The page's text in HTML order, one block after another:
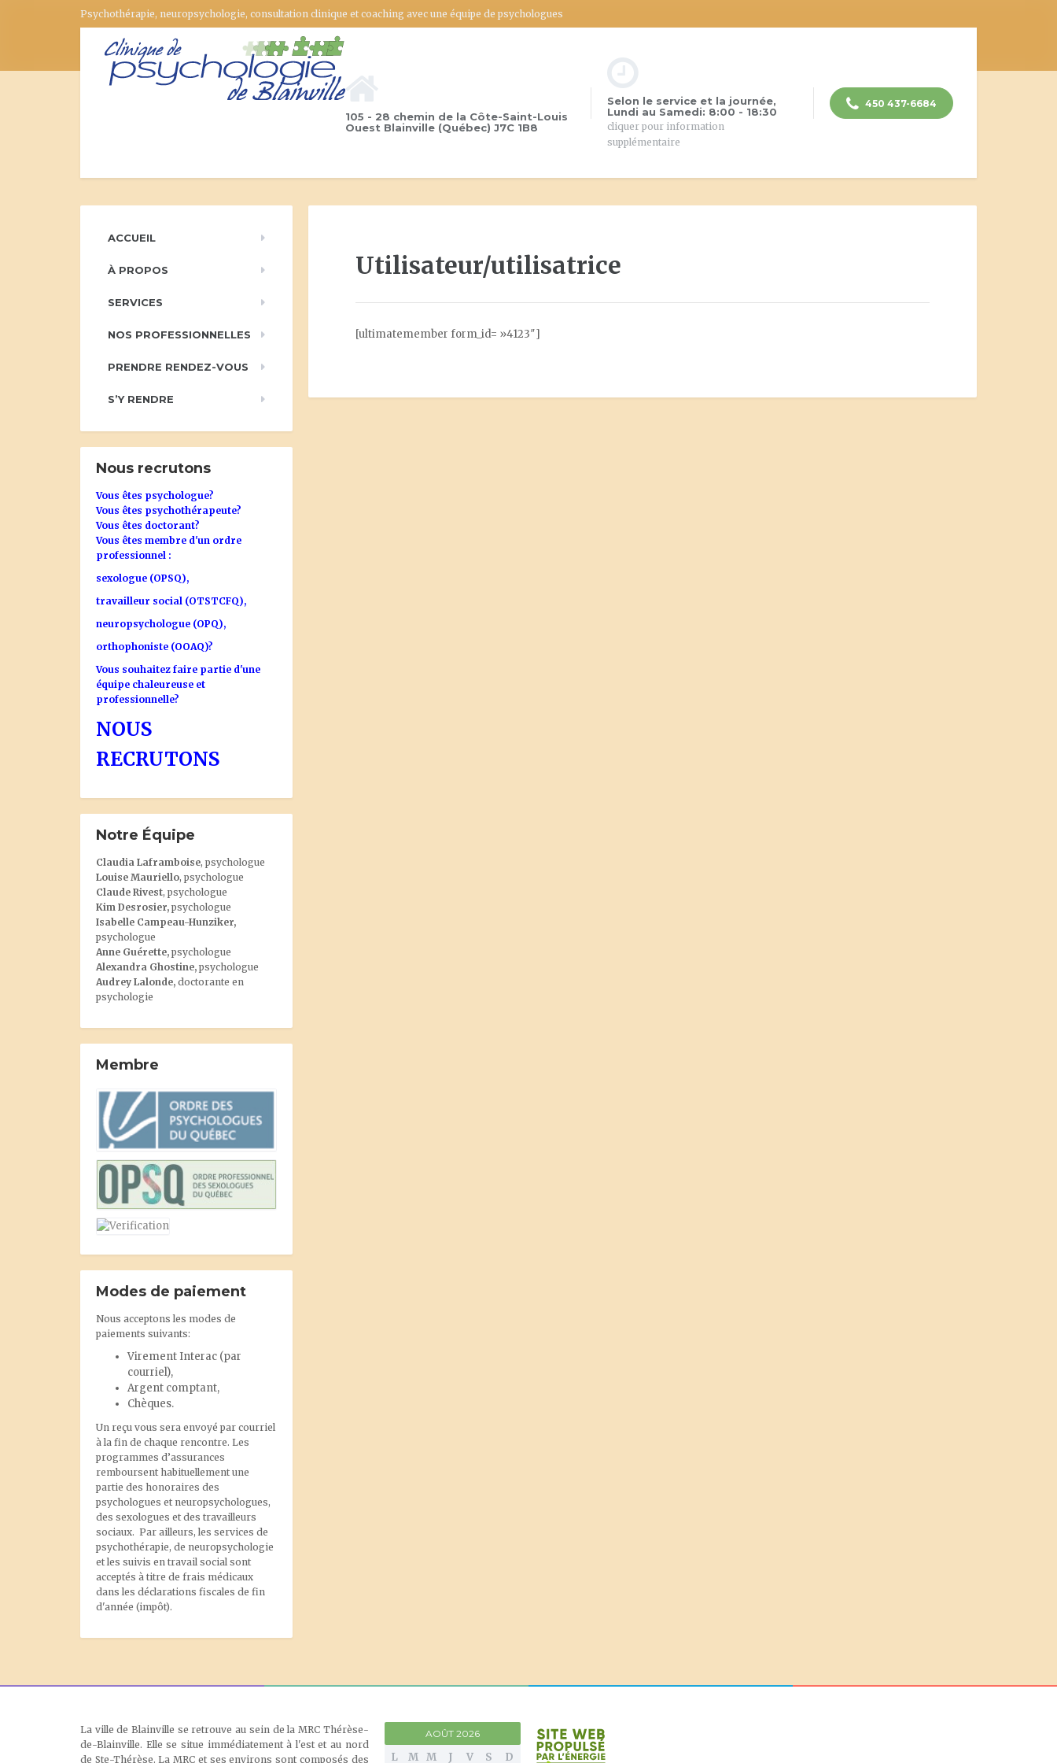
Psychothérapie, neuropsychologie, consultation clinique et coaching avec une équipe de psychologues
105 - 28 chemin de la Côte-Saint-Louis
Ouest Blainville (Québec) J7C 1B8
Selon le service et la journée,
Lundi au Samedi: 8:00 - 18:30
cliquer pour information
supplémentaire
450 437-6684
Utilisateur/utilisatrice
[ultimatemember form_id= »4123″]
ACCUEIL
À PROPOS
SERVICES
NOS PROFESSIONNELLES
PRENDRE RENDEZ-VOUS
S’Y RENDRE
Nous recrutons
Vous êtes psychologue?
Vous êtes psychothérapeute?
Vous êtes doctorant?
Vous êtes membre d'un ordre
professionnel :
sexologue (OPSQ),
travailleur social (OTSTCFQ),
neuropsychologue (OPQ),
orthophoniste (OOAQ)?
Vous souhaitez faire partie d'une
équipe chaleureuse et
professionnelle?
NOUS
RECRUTONS
Notre Équipe
Claudia Laframboise, psychologue
Louise Mauriello, psychologue
Claude Rivest, psychologue
Kim Desrosier, psychologue
Isabelle Campeau-Hunziker,
psychologue
Anne Guérette, psychologue
Alexandra Ghostine, psychologue
Audrey Lalonde, doctorante en
psychologie
Membre
Modes de paiement
Nous acceptons les modes de
paiements suivants:
Virement Interac (par
courriel),
Argent comptant,
Chèques.
Un reçu vous sera envoyé par courriel
à la fin de chaque rencontre. Les
programmes d’assurances
remboursent habituellement une
partie des honoraires des
psychologues et neuropsychologues,
des sexologues et des travailleurs
sociaux. Par ailleurs, les services de
psychothérapie, de neuropsychologie
et les suivis en travail social sont
acceptés à titre de frais médicaux
dans les déclarations fiscales de fin
d'année (impôt).
La ville de Blainville se retrouve au sein de la MRC Thérèse-
de-Blainville. Elle se situe immédiatement à l'est et au nord
de Ste-Thérèse. La MRC et ses environs sont composés des
AOÛT 2026
L M M J V S D